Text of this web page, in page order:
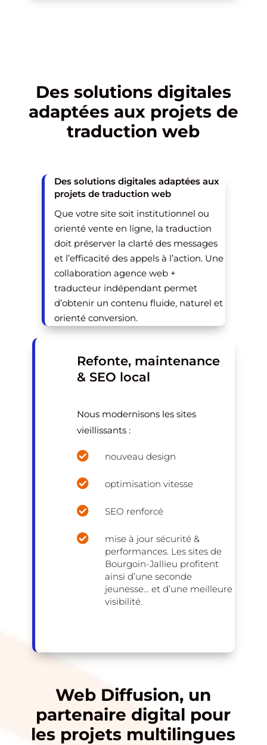
Des solutions digitales
adaptées aux projets de
traduction web
Des solutions digitales adaptées aux
projets de traduction web
Que votre site soit institutionnel ou
orienté vente en ligne, la traduction
doit préserver la clarté des messages
et l’efficacité des appels à l’action. Une
collaboration agence web +
traducteur indépendant permet
d’obtenir un contenu fluide, naturel et
orienté conversion.
Refonte, maintenance
& SEO local
Nous modernisons les sites
vieillissants :
 nouveau design
 optimisation vitesse
 SEO renforcé

mise à jour sécurité &
performances. Les sites de
Bourgoin-Jallieu profitent
ainsi d’une seconde
jeunesse… et d’une meilleure
visibilité.
Web Diffusion, un
partenaire digital pour
les projets multilingues